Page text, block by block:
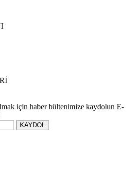
için haber bültenimize kaydolun E-
KAYDOL